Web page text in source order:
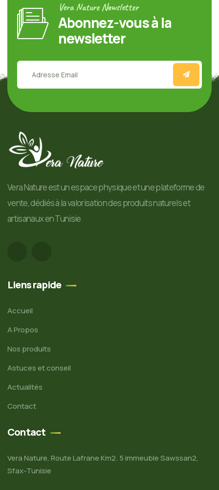
Vera Nature Newsletter
Abonnez-vous à la
newsletter
Vera Nature est un espace physique et une plateforme de
vente, dédiés à la valorisation des produits naturels et
artisanaux en Tunisie
Liens rapide
Accueil
A Propos
Nos produits
Astuces et conseil
Actualités
Contact
Contact
Vera Nature, Route Lafrane Km2. 5 immeuble Sawssan2,
Sfax-Tunisie